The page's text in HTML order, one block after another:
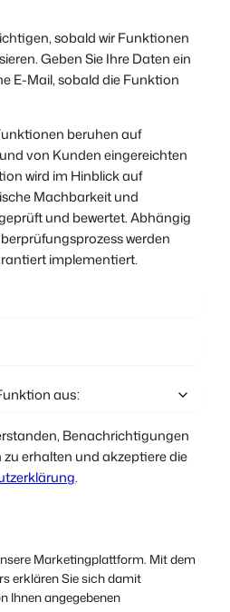
Czech
Greek
sobald wir Funktionen
Geben Sie Ihre Daten ein
E-Mail, sobald die Funktion
beruhen auf
von Kunden eingereichten
wird im Hinblick auf
Machbarkeit und
und bewertet. Abhängig
werden
implementiert.
Benachrichtigungen
erhalten und akzeptiere die
.
Marketingplattform. Mit dem
erklären Sie sich damit
Ihnen angegebenen